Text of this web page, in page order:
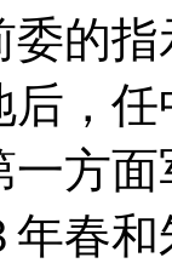
的
后，
方
春